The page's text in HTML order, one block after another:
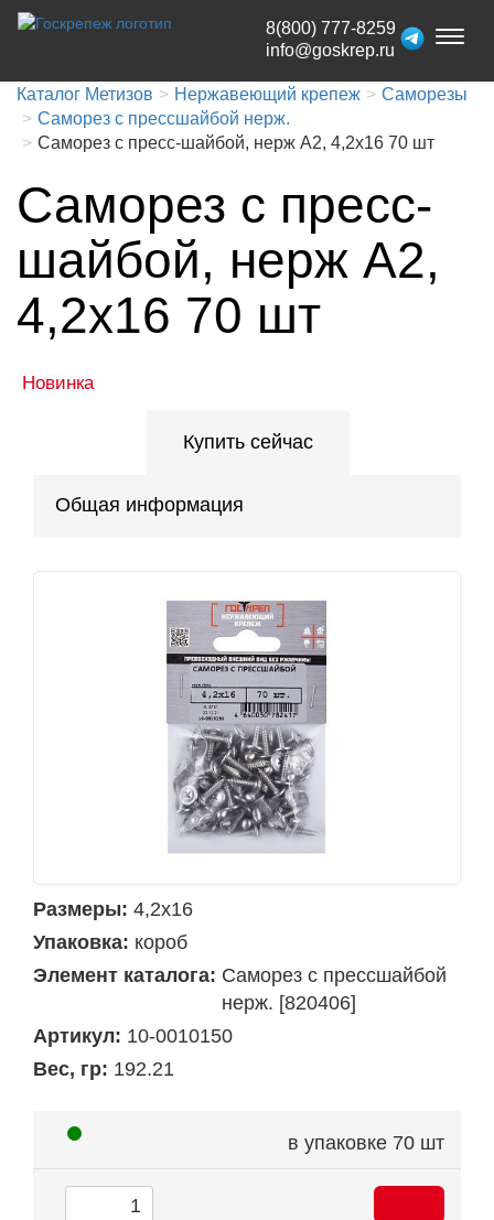
Toggle
8(800) 777-8259
info@goskrep.ru
Каталог Метизов Нержавеющий крепеж
Саморезы
Саморез с прессшайбой нерж.
Саморез с пресс-шайбой, нерж A2, 4,2x16 70 шт
Саморез с пресс-
шайбой, нерж A2,
4,2x16 70 шт
Новинка
Купить сейчас
Общая информация
Размеры: 4,2х16
Упаковка: короб
Элемент каталога: Саморез с прессшайбой
нерж. [820406]
Артикул: 10-0010150
Вес, гр: 192.21
в упаковке 70 шт